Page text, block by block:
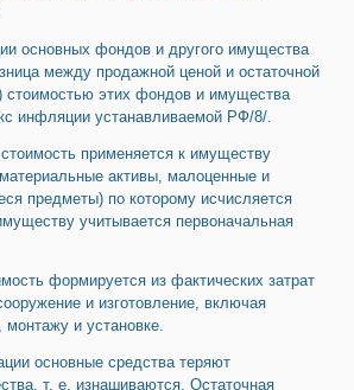
основных фондов и другого имущества
между продажной ценой и остаточной
стоимостью этих фондов и имущества
инфляции устанавливаемой РФ/8/.
применяется к имуществу
активы, малоценные и
предметы) по которому исчисляется
учитывается первоначальная
формируется из фактических затрат
и изготовление, включая
и установке.
основные средства теряют
т. е. изнашиваются. Остаточная